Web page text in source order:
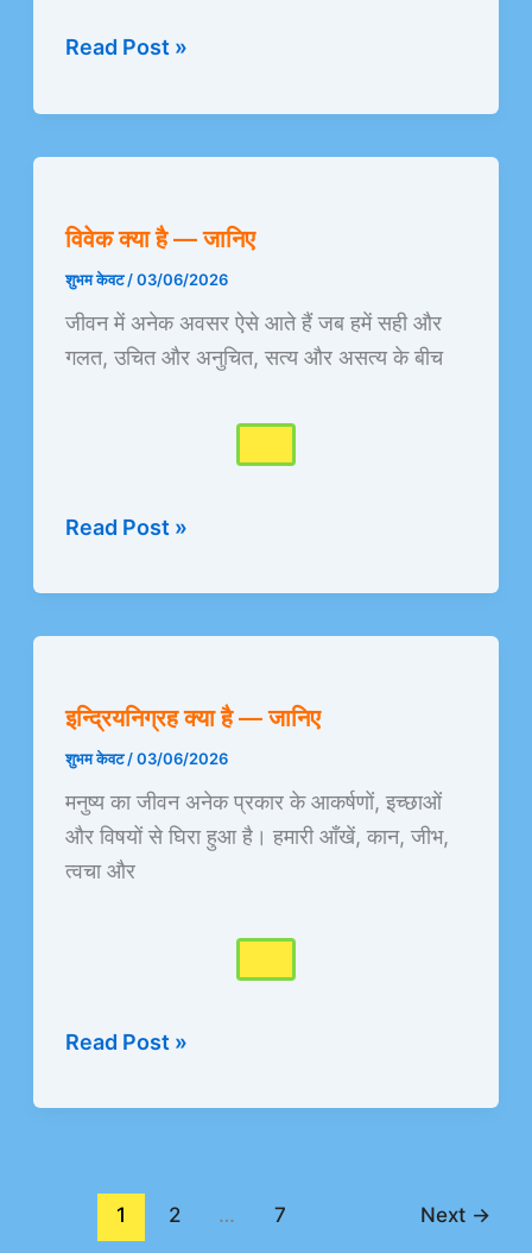
Read Post »
विवेक क्या है — जानिए
शुभम केवट/03/06/2026
जीवन में अनेक अवसर ऐसे आते हैं जब हमें सही और
गलत, उचित और अनुचित, सत्य और असत्य के बीच
है
—
जानिए
Read Post »
इन्द्रियनिग्रह क्या है — जानिए
शुभम केवट/03/06/2026
मनुष्य का जीवन अनेक प्रकार के आकर्षणों, इच्छाओं
और विषयों से घिरा हुआ है। हमारी आँखें, कान, जीभ,
त्वचा और
है
—
जानिए
Read Post »
1 2 … 7 Next →